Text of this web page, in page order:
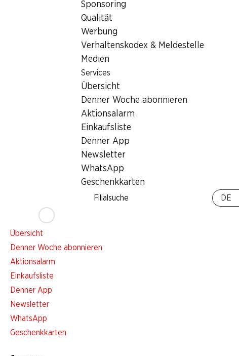
Sponsoring
Qualität
Werbung
Verhaltenskodex & Meldestelle
Medien
Services
Übersicht
Denner Woche abonnieren
Aktionsalarm
Einkaufsliste
Denner App
Newsletter
WhatsApp
Geschenkkarten
Filialsuche DE
1031021
Bleiben Sie mit dem Denner Newsletter immer auf dem neusten
Services
Übersicht
Denner Woche abonnieren
Aktionsalarm
Einkaufsliste
Denner App
Newsletter
WhatsApp
Geschenkkarten